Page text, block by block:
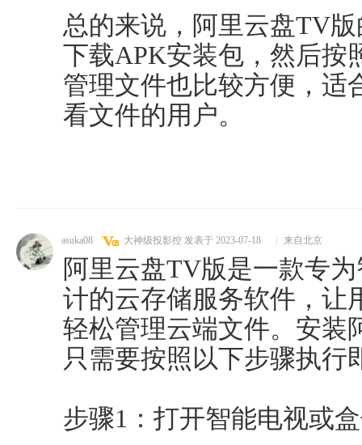
总的来说，阿里云盘TV
下载APK安装包，然后按
管理文件也比较方便，适
看文件的用户。
asuka08 大神级投影控 发表于 2023-07-18 来自北京
阿里云盘TV版是一款专
计的云存储服务软件，让
轻松管理云端文件。安装
只需要按照以下步骤执行
步骤1：打开智能电视或